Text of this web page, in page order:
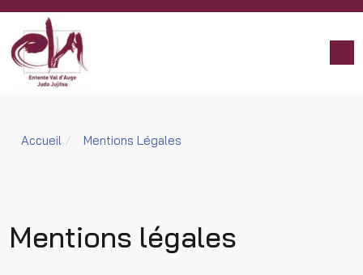
Accueil Mentions Légales
Mentions légales